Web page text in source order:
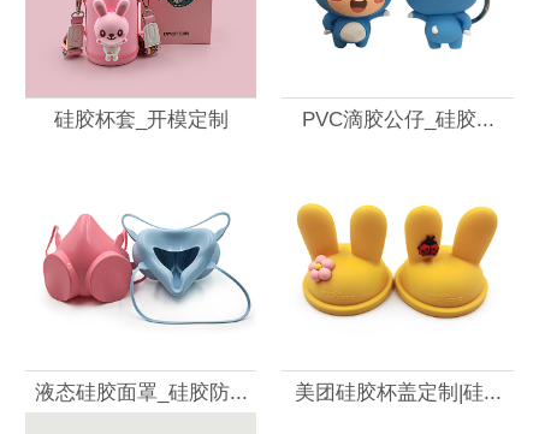
硅胶杯套_开模定制 PVC滴胶公仔_硅胶...
液态硅胶面罩_硅胶防... 美团硅胶杯盖定制|硅...